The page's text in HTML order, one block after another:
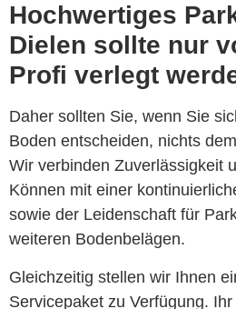
Hochwertiges
Dielen sollte nur
Profi verlegt
Daher sollten Sie, wenn Sie
Boden entscheiden, nichts
Wir verbinden Zuverlässigkeit
Können mit einer
sowie der Leidenschaft für
weiteren Bodenbelägen.
Gleichzeitig stellen wir Ihnen
Servicepaket zu Verfügung.